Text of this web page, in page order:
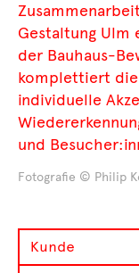
Gestaltung Ulm
der Bauhaus-
komplettiert die
individuelle
und
Fotografie © Philip
Kunde